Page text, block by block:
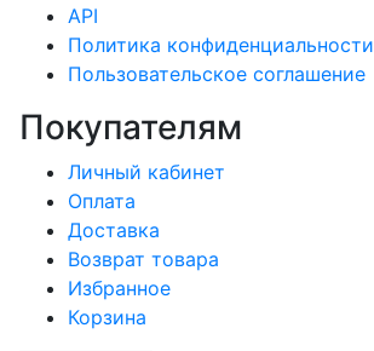
API
Политика конфиденциальности
Пользовательское соглашение
Покупателям
Личный кабинет
Оплата
Доставка
Возврат товара
Избранное
Корзина